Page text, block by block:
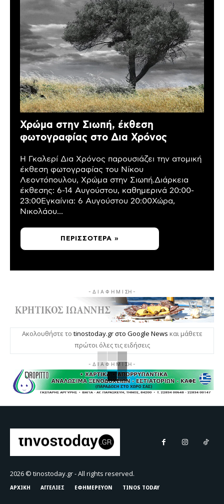
Χρώμα στην Σιωπή, έκθεση
φωτογραφίας στο Δια Χρόνος
Η Γκαλερί Δια Χρόνος παρουσιάζει την ατομική
έκθεση φωτογραφίας του Νίκου
Λεοντόπουλου, Χρώμα στην Σιωπή.Διάρκεια
έκθεσης: 6-14 Αυγούστου, καθημερινά 20:00-
23:00Εγκαίνια: 6 Αυγούστου 20:00Χώρα,
Νικολάου...
ΠΕΡΙΣΣΌΤΕΡΑ »
- Δ Ι Α Φ Η Μ Ι ΣΗ -
Ακολουθήστε το tinostoday.gr στο Google News και μάθετε
πρώτοι όλες τις ειδήσεις
- Δ Ι Α Φ Η Μ Ι ΣΗ -
2026 © tinostoday.gr - All rights reserved.
ΑΡΧΙΚΗ ΑΓΓΕΛΙΕΣ ΕΦΗΜΕΡΕΥΟΝ TINOS TODAY